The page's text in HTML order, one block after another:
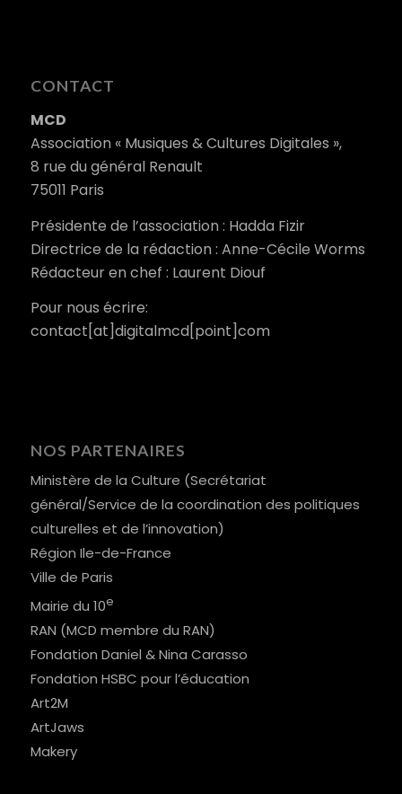
CONTACT
MCD
Association « Musiques & Cultures Digitales »,
8 rue du général Renault
75011 Paris
Présidente de l’association : Hadda Fizir
Directrice de la rédaction : Anne-Cécile Worms
Rédacteur en chef : Laurent Diouf
Pour nous écrire:
contact[at]digitalmcd[point]com
NOS PARTENAIRES
Ministère de la Culture (Secrétariat
général/Service de la coordination des politiques
culturelles et de l’innovation)
Région Ile-de-France
Ville de Paris
Mairie du 10e
RAN (MCD membre du RAN)
Fondation Daniel & Nina Carasso
Fondation HSBC pour l’éducation
Art2M
ArtJaws
Makery